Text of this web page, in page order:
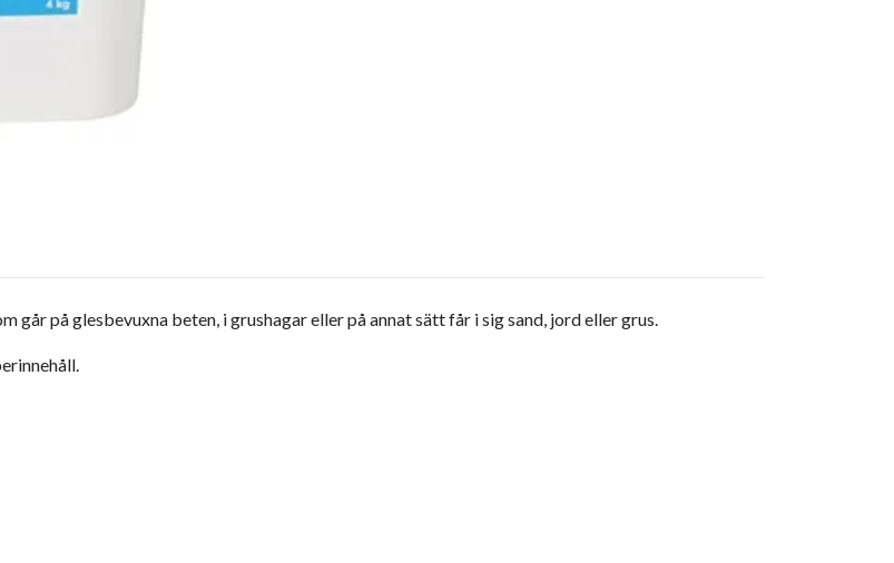
på glesbevuxna beten, i grushagar eller på annat sätt får i sig sand, jord eller grus.